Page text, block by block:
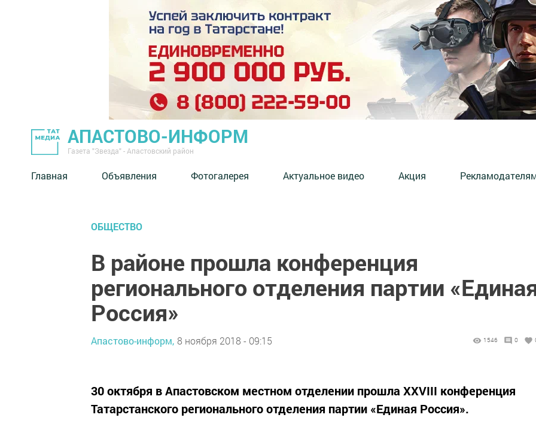
АПАСТОВО-ИНФОРМ
Газета "Звезда" - Апастовский район
Главная Объявления Фотогалерея Актуальное видео Акция
ОБЩЕСТВО
В районе прошла конференция
регионального отделения партии
Россия»
Апастово-информ, 8 ноября 2018 - 09:15 1546 0
30 октября в Апастовском местном отделении прошла XXVIII конференция
Татарстанского регионального отделения партии «Единая Россия».